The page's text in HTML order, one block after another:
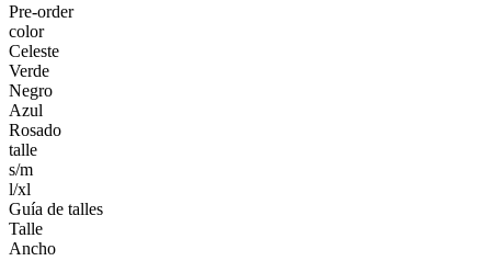
Pre-order
color
Celeste
Verde
Negro
Azul
Rosado
talle
s/m
l/xl
Guía de talles
Talle
Ancho